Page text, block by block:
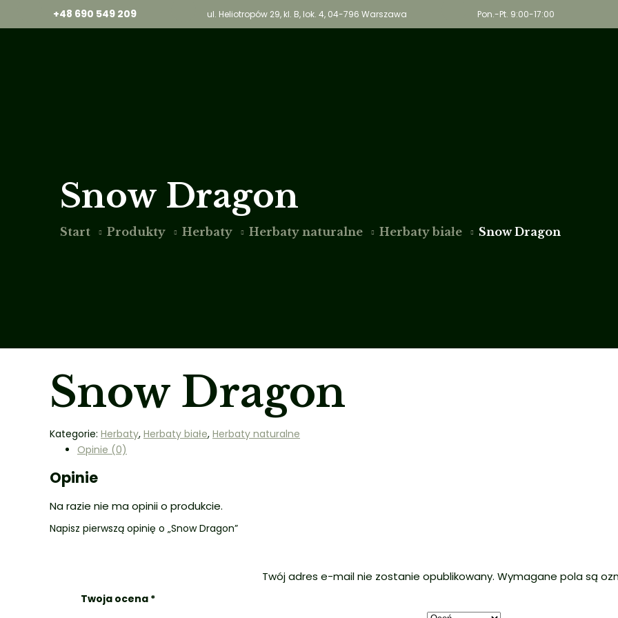
+48 690 549 209 ul. Heliotropów 29, kl. B, lok. 4, 04-796 Warszawa Pon.-Pt. 9:00-17:00
Snow Dragon
Start Produkty Herbaty Herbaty naturalne Herbaty białe Snow Dragon
Snow Dragon
Kategorie: Herbaty, Herbaty białe, Herbaty naturalne
Opinie (0)
Opinie
Na razie nie ma opinii o produkcie.
Napisz pierwszą opinię o „Snow Dragon”
Twój adres e-mail nie zostanie opublikowany. Wymagane pola są
Twoja ocena *